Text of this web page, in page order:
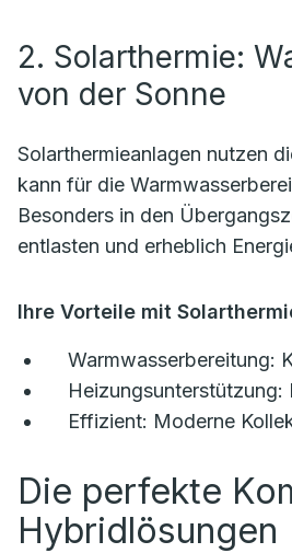
2. Solarthermie:
von der Sonne
Solarthermieanlagen nutzen
kann für die
Besonders in den
entlasten und erheblich
Ihre Vorteile mit
Warmwasserbereitung:
Heizungsunterstützung:
Effizient: Moderne
Die perfekte
Hybridlösungen